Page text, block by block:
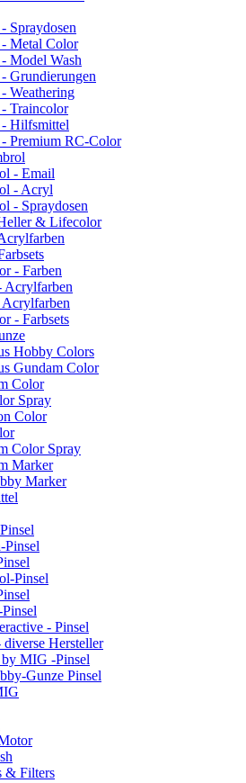
Spraydosen
Metal Color
Model Wash
Grundierungen
Weathering
Traincolor
Hilfsmittel
Premium RC-Color
- Email
- Acryl
- Spraydosen
& Lifecolor
- Farben
Acrylfarben
- Farbsets
Hobby Colors
Gundam Color
Color
Spray
Color
Color Spray
Marker
Marker
Pinsel
Pinsel
- Pinsel
diverse Hersteller
MIG -Pinsel
Gunze Pinsel
& Filters